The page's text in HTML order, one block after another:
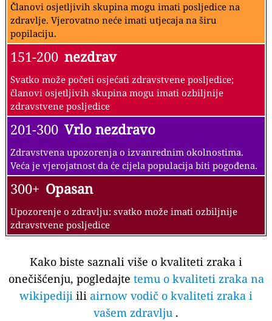
Članovi osjetljivih skupina mogu imati posljedice na
zdravlje. Vjerovatno neće imati utjecaja na širu
popilaciju.
151-200 nezdrav
Svatko može početi osjećati zdravstvene posljedice;
članovi osjetljivih skupina mogu imati ozbiljnije
zdravstvene posljedice
201-300 Vrlo nezdravo
Zdravstvena upozorenja o izvanrednim okolnostima.
Veća je vjerojatnost da će cijela populacija biti pogođena.
300+ Opasan
Upozorenje o zdravlju: svatko može imati ozbiljnije
zdravstvene posljedice
Kako biste saznali više o kvaliteti zraka i
onečišćenju, pogledajte temu o kvaliteti zraka na
wikipediji ili airnow vodič o kvaliteti zraka i
vašem zdravlju .